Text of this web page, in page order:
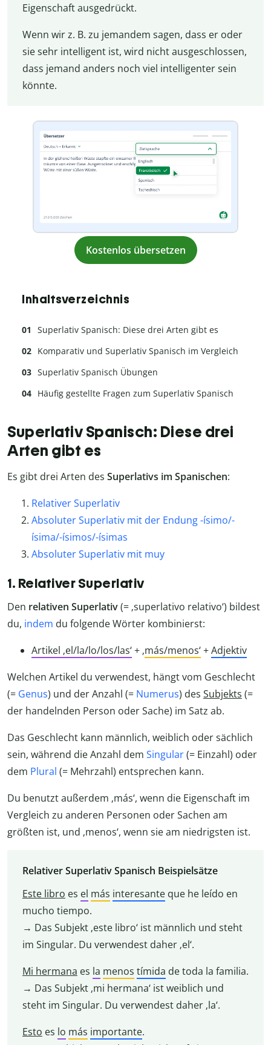
Eigenschaft ausgedrückt.
Wenn wir z. B. zu jemandem sagen, dass er oder
sie sehr intelligent ist, wird nicht ausgeschlossen,
dass jemand anders noch viel intelligenter sein
könnte.
Kostenlos übersetzen
Inhaltsverzeichnis
Superlativ Spanisch: Diese drei Arten gibt es
Komparativ und Superlativ Spanisch im Vergleich
Superlativ Spanisch Übungen
Häufig gestellte Fragen zum Superlativ Spanisch
Superlativ Spanisch: Diese drei
Arten gibt es
Es gibt drei Arten des Superlativs im Spanischen:
Relativer Superlativ
Absoluter Superlativ mit der Endung -ísimo/-
ísima/-ísimos/-ísimas
Absoluter Superlativ mit muy
1. Relativer Superlativ
Den relativen Superlativ(= ‚superlativo relativo‘) bildest
du, indem du folgende Wörter kombinierst:
Artikel ‚el/la/lo/los/las‘+ ‚más/menos‘+Adjektiv
Welchen Artikel du verwendest, hängt vom Geschlecht
(= Genus) und der Anzahl (= Numerus) des Subjekts (=
der handelnden Person oder Sache) im Satz ab.
Das Geschlecht kann männlich, weiblich oder sächlich
sein, während die Anzahl dem Singular(= Einzahl) oder
dem Plural (= Mehrzahl) entsprechen kann.
Du benutzt außerdem ‚más‘, wenn die Eigenschaft im
Vergleich zu anderen Personen oder Sachen am
größten ist, und ‚menos‘, wenn sie am niedrigsten ist.
Relativer Superlativ Spanisch Beispielsätze
Este libro es el más interesanteque he leído en
mucho tiempo.
→ Das Subjekt ‚este libro‘ ist männlich und steht
im Singular. Du verwendest daher ‚el‘.
Mi hermana es la menos tímida de toda la familia.
→ Das Subjekt ‚mi hermana‘ ist weiblich und
steht im Singular. Du verwendest daher ‚la‘.
Esto es lo más importante.